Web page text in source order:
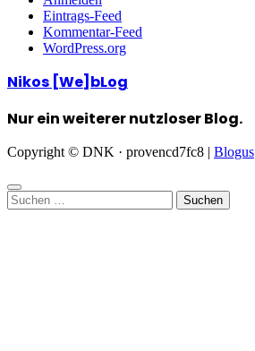
Eintrags-Feed
Kommentar-Feed
WordPress.org
Nikos [We]bLog
Nur ein weiterer nutzloser Blog.
Copyright © DNK · provencd7fc8 | Blogus
Suchen
nach: